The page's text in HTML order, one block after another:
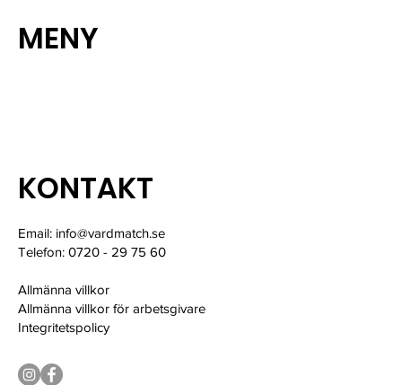
MENY
KONTAKT
Email: info@vardmatch.se
Telefon: 0720 - 29 75 60
Allmänna villkor
Allmänna villkor för arbetsgivare
Integritetspolicy